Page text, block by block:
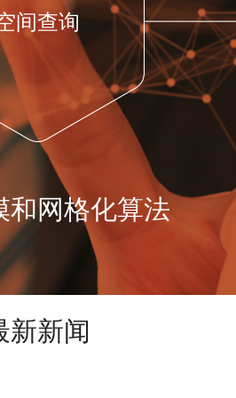
间查询
和网格化算法
新新闻